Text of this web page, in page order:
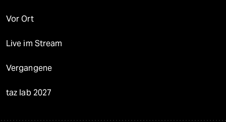
Vor Ort
Live im Stream
Vergangene
taz lab 2027